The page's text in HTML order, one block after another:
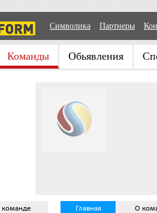
Символика Партнеры
Команды Обьявления
Главная О